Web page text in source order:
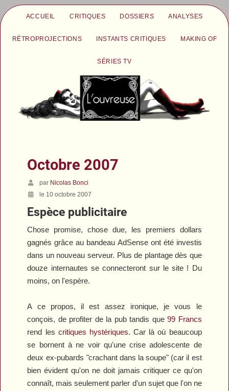
ACCUEIL CRITIQUES DOSSIERS ANALYSES
RÉTROPROJECTIONS INSTANTS CRITIQUES MAKING OF
SÉRIES TV
Octobre 2007
par Nicolas Bonci
le 10 octobre 2007
Espèce publicitaire
Chose promise, chose due, les premiers dollars
gagnés grâce au bandeau AdSense ont été investis
dans un nouveau serveur. Plus de plantage dès que
douze internautes se connecteront sur le site ! Du
moins, on l'espère.
A ce propos, il est assez ironique, je vous le
conçois, de profiter de la pub tandis que99 Francs
rend les critiques hystériques. Car là où beaucoup
se bornent à ne voir qu'une crise adolescente de
deux ex-pubards "crachant dans la soupe" (car il est
bien évident qu'on ne doit jamais critiquer ce qu'on
connaît, mais seulement parler d'un sujet que l'on ne